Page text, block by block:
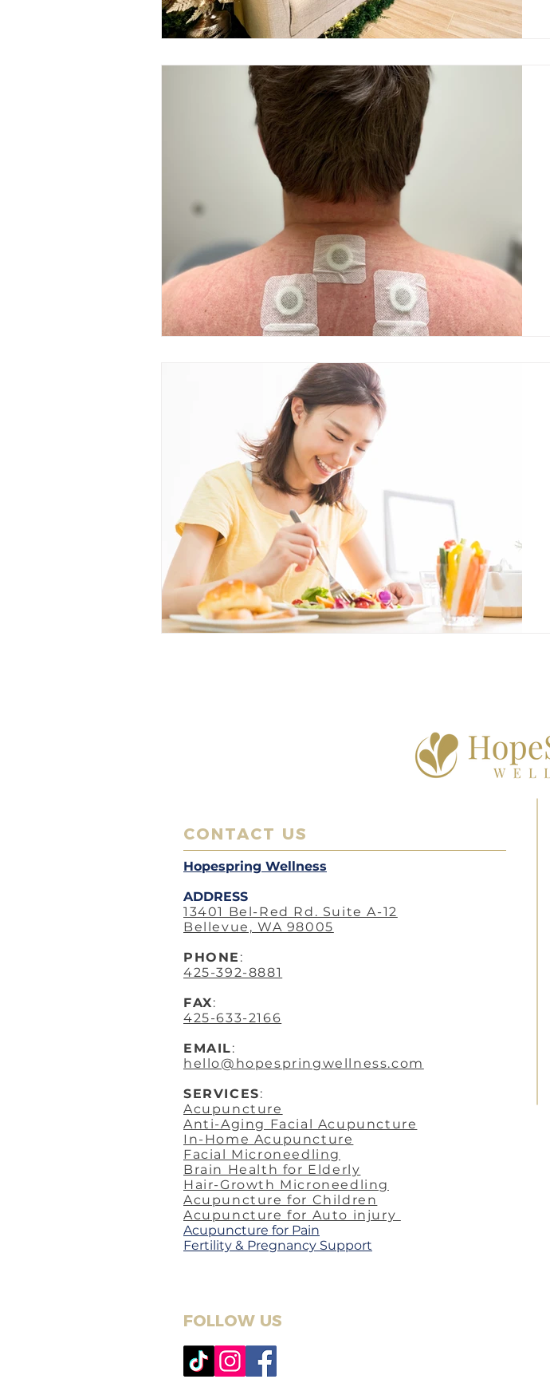
CONTACT US
Hopespring Wellness
ADDRESS
13401 Bel-Red Rd. Suite A-12
Bellevue, WA 98005
PHO NE :
425-392-8881
FAX:
425-633-2166
EMAIL:
hello@hopespringwellness.com
SERVICES:
Acupuncture
Anti-Aging Facial Acupuncture
In-Home Acupuncture
Facial Microneedling
Brain Health for Elderly
Hair-Growth Microneedling
Acupuncture for Children
Acupuncture for Auto injury
​Acupuncture for Pain
Fertility & Pregnancy Support
FOLLOW US